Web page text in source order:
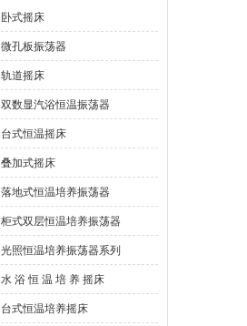
卧式摇床
微孔板振荡器
轨道摇床
双数显汽浴恒温振荡器
台式恒温摇床
叠加式摇床
落地式恒温培养振荡器
柜式双层恒温培养振荡器
光照恒温培养振荡器系列
水 浴 恒 温 培 养 摇床
台式恒温培养摇床